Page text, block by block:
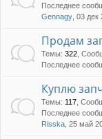
Последнее
Gennagy , 03
Продам
Темы: 322
Последнее
Куплю
Темы: 117
Последнее
Risska , 25 май